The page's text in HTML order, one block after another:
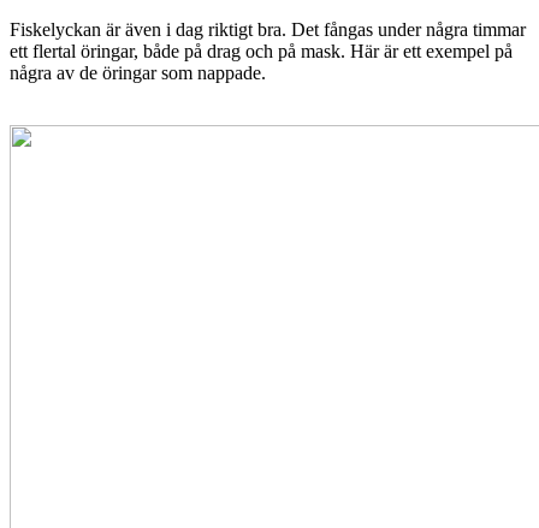
Fiskelyckan är även i dag riktigt bra. Det fångas under några timmar
ett flertal öringar, både på drag och på mask. Här är ett exempel på
några av de öringar som nappade.